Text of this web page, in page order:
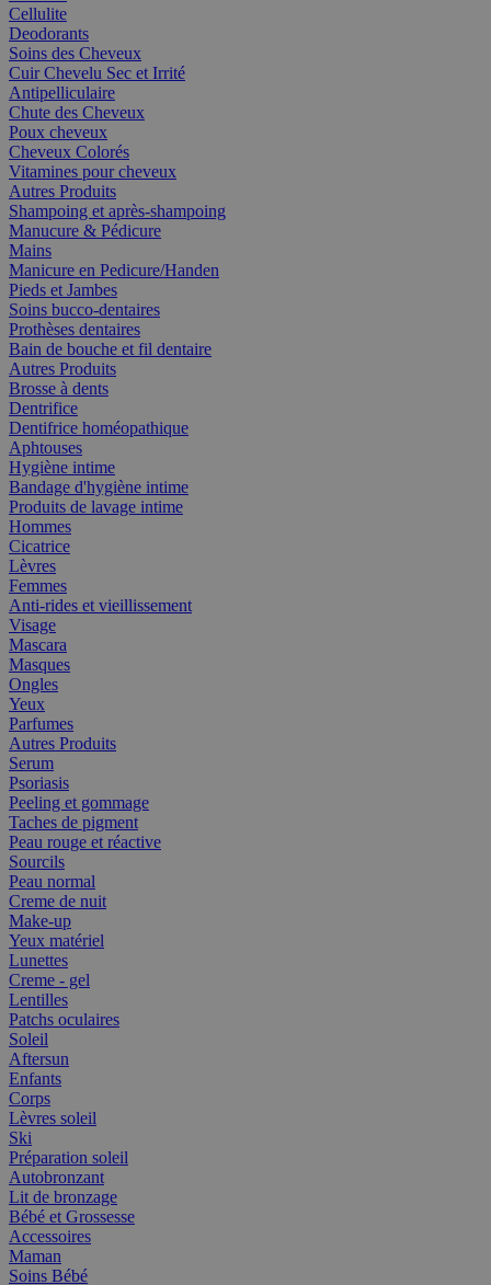
Cellulite
Deodorants
Soins des Cheveux
Cuir Chevelu Sec et Irrité
Antipelliculaire
Chute des Cheveux
Poux cheveux
Cheveux Colorés
Vitamines pour cheveux
Autres Produits
Shampoing et après-shampoing
Manucure & Pédicure
Mains
Manicure en Pedicure/Handen
Pieds et Jambes
Soins bucco-dentaires
Prothèses dentaires
Bain de bouche et fil dentaire
Autres Produits
Brosse à dents
Dentrifice
Dentifrice homéopathique
Aphtouses
Hygiène intime
Bandage d'hygiène intime
Produits de lavage intime
Hommes
Cicatrice
Lèvres
Femmes
Anti-rides et vieillissement
Visage
Mascara
Masques
Ongles
Yeux
Parfumes
Autres Produits
Serum
Psoriasis
Peeling et gommage
Taches de pigment
Peau rouge et réactive
Sourcils
Peau normal
Creme de nuit
Make-up
Yeux matériel
Lunettes
Creme - gel
Lentilles
Patchs oculaires
Soleil
Aftersun
Enfants
Corps
Lèvres soleil
Ski
Préparation soleil
Autobronzant
Lit de bronzage
Bébé et Grossesse
Accessoires
Maman
Soins Bébé